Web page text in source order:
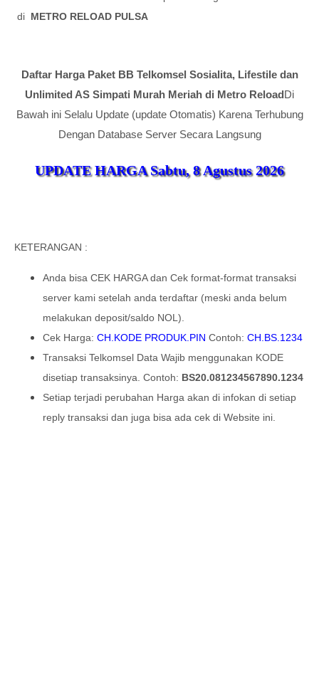
di METRO RELOAD PULSA
Daftar Harga Paket BB Telkomsel Sosialita, Lifestile dan
Unlimited AS Simpati Murah Meriah di Metro ReloadDi
Bawah ini Selalu Update (update Otomatis) Karena Terhubung
Dengan Database Server Secara Langsung
UPDATE HARGASabtu, 8 Agustus 2026
KETERANGAN :
Anda bisa CEK HARGA dan Cek format-format transaksi
server kami setelah anda terdaftar (meski anda belum
melakukan deposit/saldo NOL).
Cek Harga: CH.KODE PRODUK.PIN Contoh: CH.BS.1234
Transaksi Telkomsel Data Wajib menggunakan KODE
disetiap transaksinya. Contoh: BS20.081234567890.1234
Setiap terjadi perubahan Harga akan di infokan di setiap
reply transaksi dan juga bisa ada cek di Website ini.